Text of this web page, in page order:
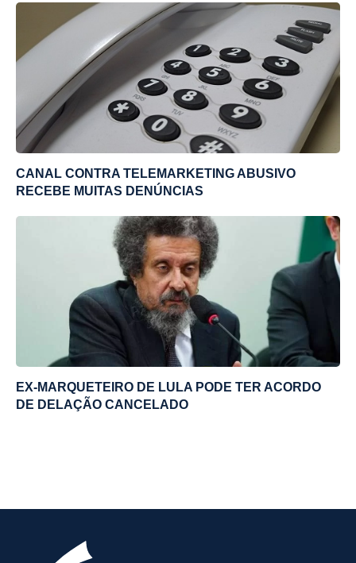
CANAL CONTRA TELEMARKETING ABUSIVO
RECEBE MUITAS DENÚNCIAS
EX-MARQUETEIRO DE LULA PODE TER ACORDO
DE DELAÇÃO CANCELADO